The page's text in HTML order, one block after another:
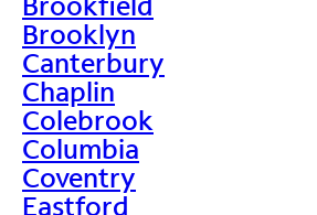
Brooklyn
Canterbury
Chaplin
Colebrook
Columbia
Coventry
Eastford